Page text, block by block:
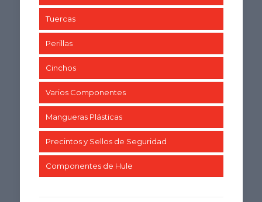
Tuercas
Perillas
Cinchos
Varios Componentes
Mangueras Plásticas
Precintos y Sellos de Seguridad
Componentes de Hule